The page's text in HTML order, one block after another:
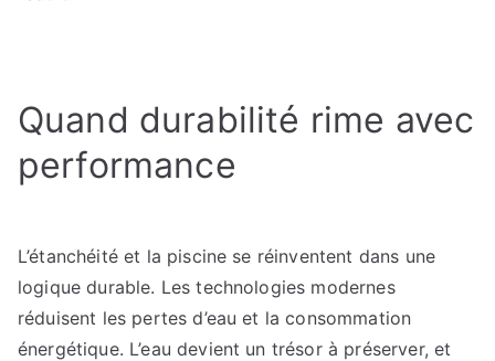
Quand durabilité rime avec
performance
L’étanchéité et la piscine se réinventent dans une
logique durable. Les technologies modernes
réduisent les pertes d’eau et la consommation
énergétique. L’eau devient un trésor à préserver, et